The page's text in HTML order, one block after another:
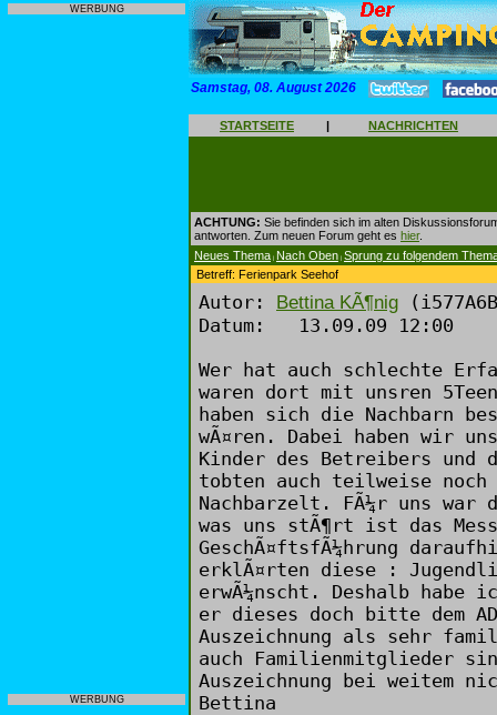
WERBUNG
WERBUNG
Samstag, 08. August 2026
STARTSEITE | NACHRICHTEN
ACHTUNG: Sie befinden sich im alten
antworten. Zum neuen Forum geht es hier.
Neues Thema | Nach Oben | Sprung zu folgendem
Betreff: Ferienpark Seehof
Autor: Bettina KÃ¶nig
Datum: 13.09.09 12:00
Wer hat auch schlechte
waren dort mit unsren
haben sich die Nachbarn
wÃ¤ren. Dabei haben wir
Kinder des Betreibers und
tobten auch teilweise noch
Nachbarzelt. FÃ¼r uns war
was uns stÃ¶rt ist das
GeschÃ¤ftsfÃ¼hrung
erklÃ¤rten diese :
erwÃ¼nscht. Deshalb habe
er dieses doch bitte dem
Auszeichnung als sehr
auch Familienmitglieder
Auszeichnung bei
Bettina